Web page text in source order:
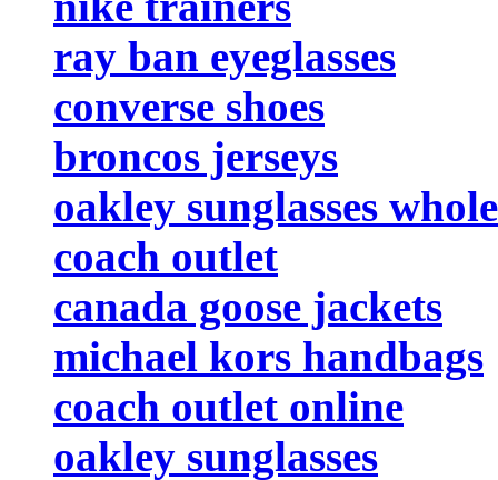
ray ban eyeglasses
converse shoes
broncos jerseys
oakley sunglasses
coach outlet
canada goose jackets
michael kors handbags
coach outlet online
oakley sunglasses